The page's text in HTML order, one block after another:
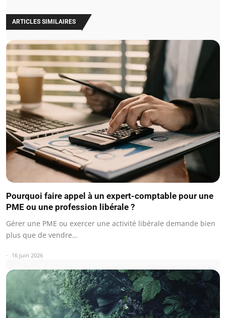
ARTICLES SIMILAIRES
Pourquoi faire appel à un expert-comptable pour une
PME ou une profession libérale ?
Gérer une PME ou exercer une activité libérale demande bien
plus que de vendre…
16 juin 2026